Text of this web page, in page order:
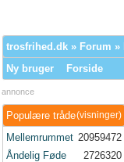
trosfrihed.dk » Forum »
Ny bruger
Forside
annonce
(visninger)
Populære tråde
Mellemrummet 20959472
Åndelig Føde
2726320